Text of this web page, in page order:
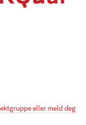
eller meld deg